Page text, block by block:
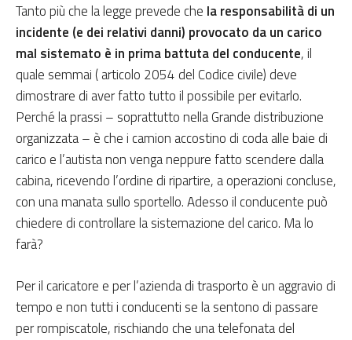
Tanto più che la legge prevede che la responsabilità di un
incidente (e dei relativi danni) provocato da un carico
mal sistemato è in prima battuta del conducente, il
quale semmai ( articolo 2054 del Codice civile) deve
dimostrare di aver fatto tutto il possibile per evitarlo.
Perché la prassi – soprattutto nella Grande distribuzione
organizzata – è che i camion accostino di coda alle baie di
carico e l’autista non venga neppure fatto scendere dalla
cabina, ricevendo l’ordine di ripartire, a operazioni concluse,
con una manata sullo sportello. Adesso il conducente può
chiedere di controllare la sistemazione del carico. Ma lo
farà?
Per il caricatore e per l’azienda di trasporto è un aggravio di
tempo e non tutti i conducenti se la sentono di passare
per rompiscatole, rischiando che una telefonata del